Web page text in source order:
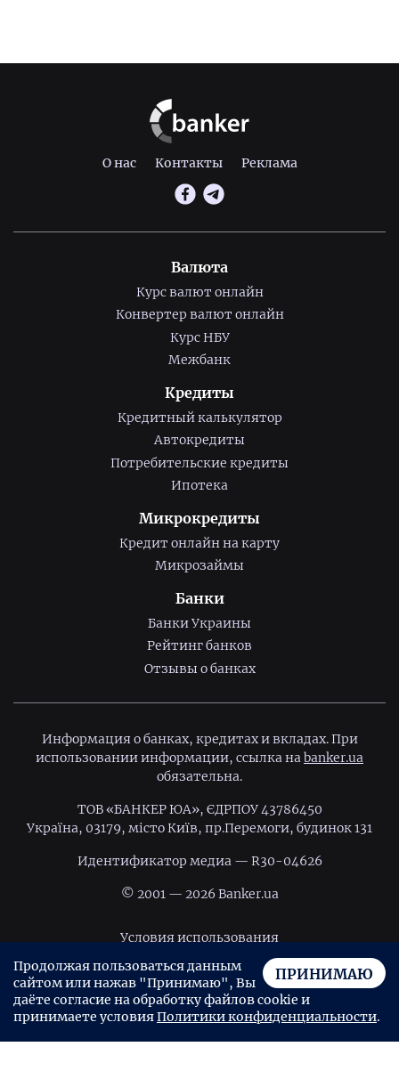
О нас Контакты Реклама
Валюта
Курс валют онлайн
Конвертер валют онлайн
Курс НБУ
Межбанк
Кредиты
Кредитный калькулятор
Автокредиты
Потребительские кредиты
Ипотека
Микрокредиты
Кредит онлайн на карту
Микрозаймы
Банки
Банки Украины
Рейтинг банков
Отзывы о банках
Информация о банках, кредитах и вкладах. При
использовании информации, ссылка на banker.ua
обязательна.
ТОВ «БАНКЕР ЮА», ЄДРПОУ 43786450
Україна, 03179, місто Київ, пр.Перемоги, будинок 131
Идентификатор медиа — R30-04626
© 2001 — 2026 Banker.ua
Условия использования
Политика конфиденциальности
Пользовательское соглашение
ПРИНИМАЮ
Продолжая пользоваться данным
сайтом или нажав "Принимаю", Вы
даёте согласие на обработку файлов cookie и
принимаете условияПолитики конфиденциальности.